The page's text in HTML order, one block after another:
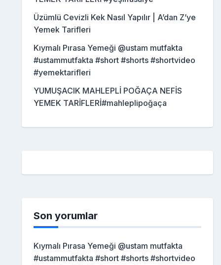
Üzümlü Cevizli Kek Nasıl Yapılır | A’dan Z’ye
Yemek Tarifleri
Kıymalı Pırasa Yemeği @ustam mutfakta
#ustammutfakta #short #shorts #shortvideo
#yemektarifleri
YUMUŞACIK MAHLEPLİ POĞAÇA NEFİS
YEMEK TARİFLERİ#mahleplipoğaça
Son yorumlar
Kıymalı Pırasa Yemeği @ustam mutfakta
#ustammutfakta #short #shorts #shortvideo